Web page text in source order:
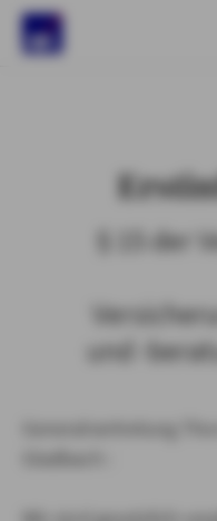
§ 15 der
und -